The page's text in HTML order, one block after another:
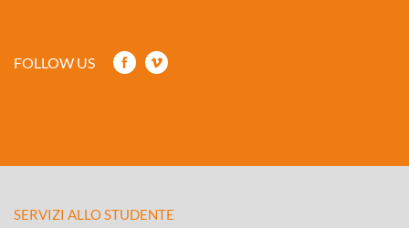
FOLLOW US
SERVIZI ALLO STUDENTE